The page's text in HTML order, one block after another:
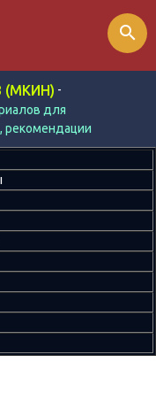
-
для
рекомендации
search